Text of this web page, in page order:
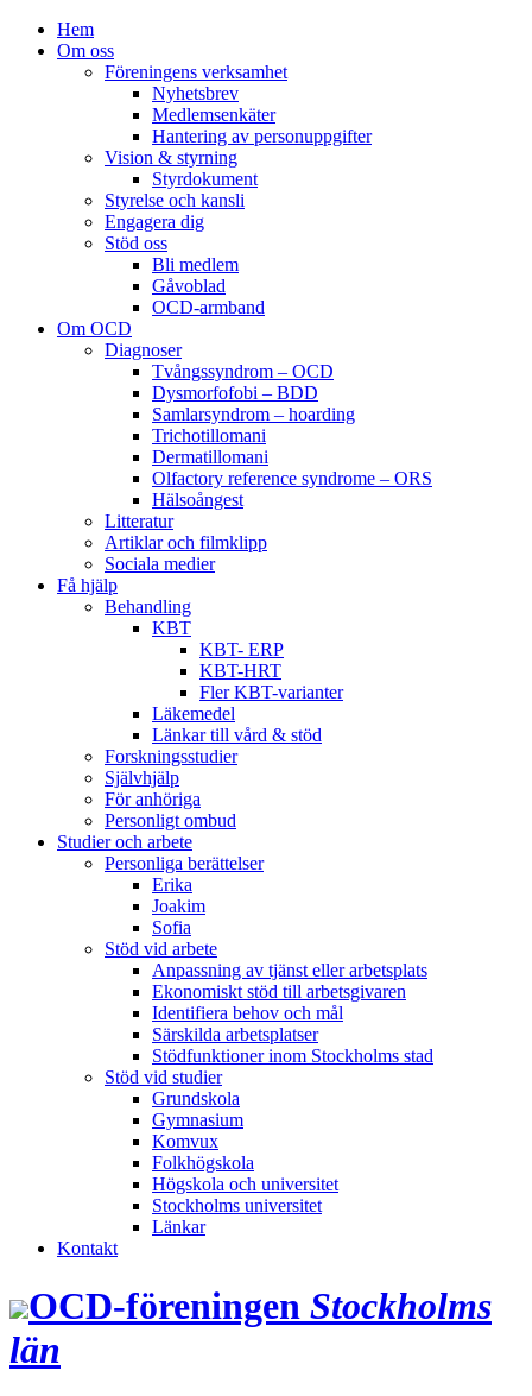
Hem
Om oss
Föreningens verksamhet
Nyhetsbrev
Medlemsenkäter
Hantering av personuppgifter
Vision & styrning
Styrdokument
Styrelse och kansli
Engagera dig
Stöd oss
Bli medlem
Gåvoblad
OCD-armband
Om OCD
Diagnoser
Tvångssyndrom – OCD
Dysmorfofobi – BDD
Samlarsyndrom – hoarding
Trichotillomani
Dermatillomani
Olfactory reference syndrome – ORS
Hälsoångest
Litteratur
Artiklar och filmklipp
Sociala medier
Få hjälp
Behandling
KBT
KBT- ERP
KBT-HRT
Fler KBT-varianter
Läkemedel
Länkar till vård & stöd
Forskningsstudier
Självhjälp
För anhöriga
Personligt ombud
Studier och arbete
Personliga berättelser
Erika
Joakim
Sofia
Stöd vid arbete
Anpassning av tjänst eller arbetsplats
Ekonomiskt stöd till arbetsgivaren
Identifiera behov och mål
Särskilda arbetsplatser
Stödfunktioner inom Stockholms stad
Stöd vid studier
Grundskola
Gymnasium
Komvux
Folkhögskola
Högskola och universitet
Stockholms universitet
Länkar
Kontakt
OCD‑föreningen Stockholms
län